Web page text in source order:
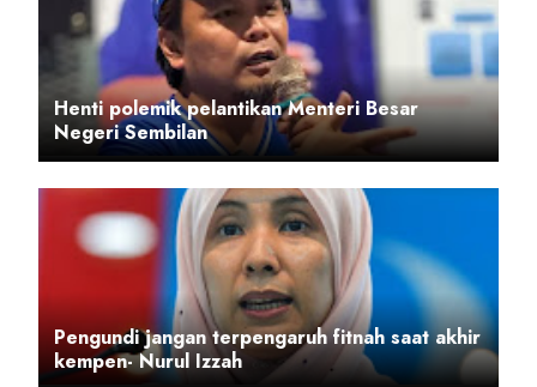
Henti polemik pelantikan Menteri Besar
Negeri Sembilan
Pengundi jangan terpengaruh fitnah saat akhir
kempen- Nurul Izzah